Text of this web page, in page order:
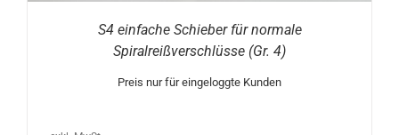
S4 einfache Schieber für normale
Spiralreißverschlüsse (Gr. 4)
Preis nur für eingeloggte Kunden